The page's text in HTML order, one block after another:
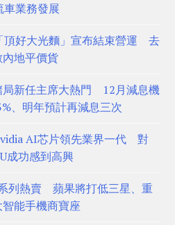
車業務發展
頂好大光麵」宣布結束營運 去
地平價貨
局新任主席大熱門 12月減息機
、明年預計再減息三次
AI芯片領先業界一代 對
成功感到高興
列熱賣 蘋果將打低三星、重
能手機商寶座